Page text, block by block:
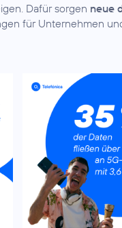
Dafür sorgen neue
für Unternehmen